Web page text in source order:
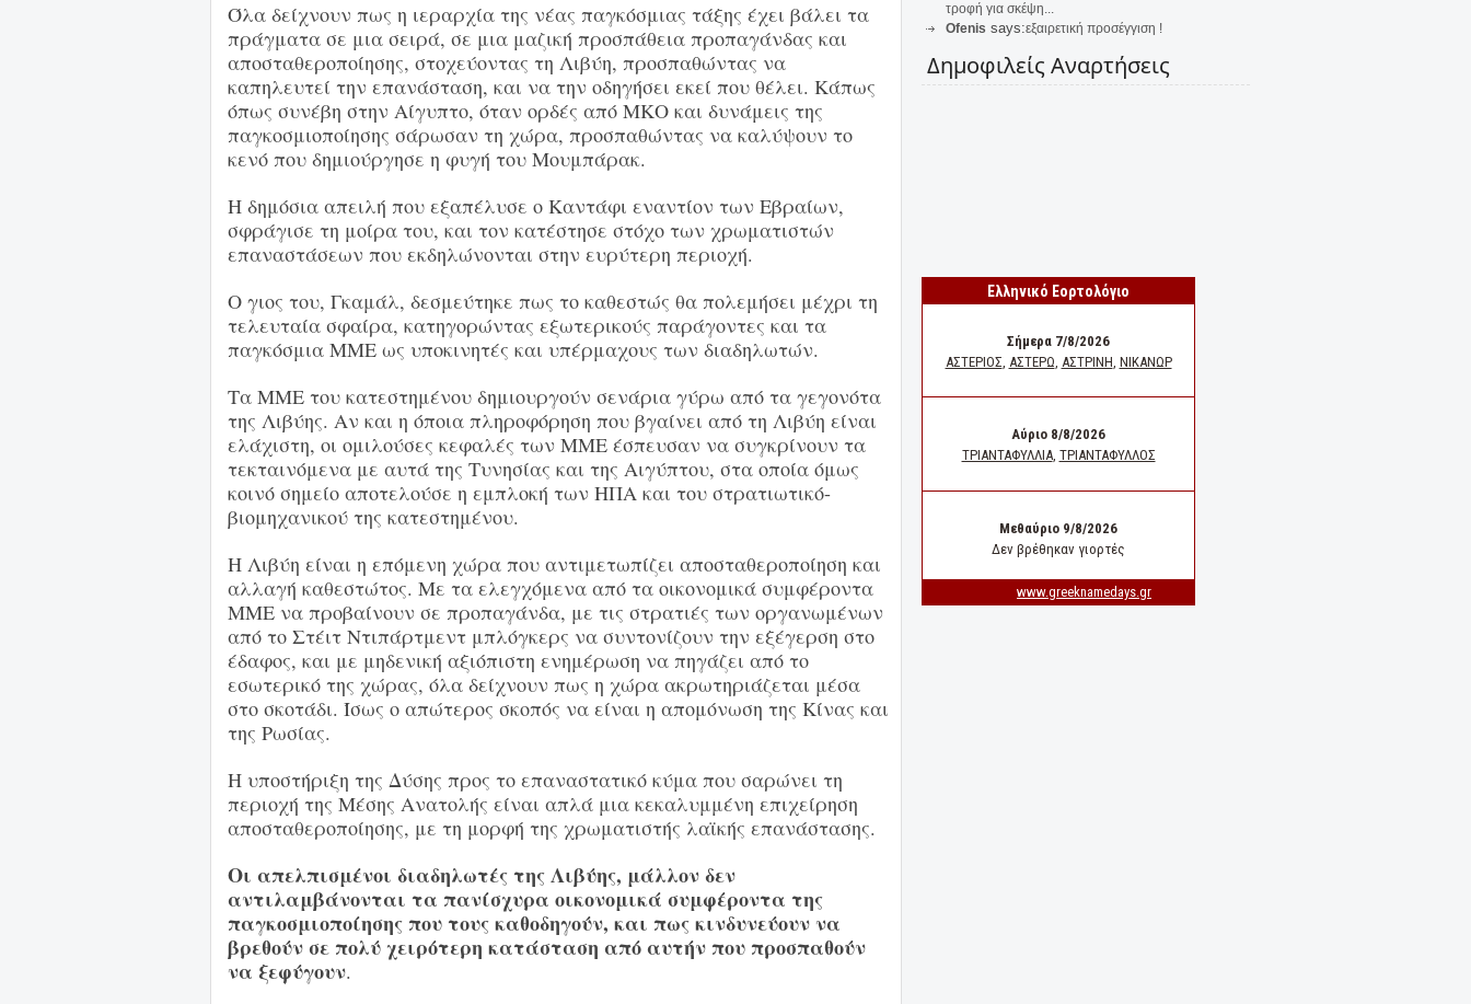
Όλα δείχνουν πως η ιεραρχία της νέας παγκόσμιας τάξης έχει βάλει τα
πράγματα σε μια σειρά, σε μια μαζική προσπάθεια προπαγάνδας και
αποσταθεροποίησης, στοχεύοντας τη Λιβύη, προσπαθώντας να
καπηλευτεί την επανάσταση, και να την οδηγήσει εκεί που θέλει. Κάπως
όπως συνέβη στην Αίγυπτο, όταν ορδές από ΜΚΟ και δυνάμεις της
παγκοσμιοποίησης σάρωσαν τη χώρα, προσπαθώντας να καλύψουν το
κενό που δημιούργησε η φυγή του Μουμπάρακ.
Η δημόσια απειλή που εξαπέλυσε ο Καντάφι εναντίον των Εβραίων,
σφράγισε τη μοίρα του, και τον κατέστησε στόχο των χρωματιστών
επαναστάσεων που εκδηλώνονται στην ευρύτερη περιοχή.
Ο γιος του, Γκαμάλ, δεσμεύτηκε πως το καθεστώς θα πολεμήσει μέχρι τη
τελευταία σφαίρα, κατηγορώντας εξωτερικούς παράγοντες και τα
παγκόσμια ΜΜΕ ως υποκινητές και υπέρμαχους των διαδηλωτών.
Τα ΜΜΕ του κατεστημένου δημιουργούν σενάρια γύρω από τα γεγονότα
της Λιβύης. Αν και η όποια πληροφόρηση που βγαίνει από τη Λιβύη είναι
ελάχιστη, οι ομιλούσες κεφαλές των ΜΜΕ έσπευσαν να συγκρίνουν τα
τεκταινόμενα με αυτά της Τυνησίας και της Αιγύπτου, στα οποία όμως
κοινό σημείο αποτελούσε η εμπλοκή των ΗΠΑ και του στρατιωτικό-
βιομηχανικού της κατεστημένου.
Η Λιβύη είναι η επόμενη χώρα που αντιμετωπίζει αποσταθεροποίηση και
αλλαγή καθεστώτος. Με τα ελεγχόμενα από τα οικονομικά συμφέροντα
ΜΜΕ να προβαίνουν σε προπαγάνδα, με τις στρατιές των οργανωμένων
από το Στέιτ Ντιπάρτμεντ μπλόγκερς να συντονίζουν την εξέγερση στο
έδαφος, και με μηδενική αξιόπιστη ενημέρωση να πηγάζει από το
εσωτερικό της χώρας, όλα δείχνουν πως η χώρα ακρωτηριάζεται μέσα
στο σκοτάδι. Ίσως ο απώτερος σκοπός να είναι η απομόνωση της Κίνας και
της Ρωσίας.
Η υποστήριξη της Δύσης προς το επαναστατικό κύμα που σαρώνει τη
περιοχή της Μέσης Ανατολής είναι απλά μια κεκαλυμμένη επιχείρηση
αποσταθεροποίησης, με τη μορφή της χρωματιστής λαϊκής επανάστασης.
Οι απελπισμένοι διαδηλωτές της Λιβύης, μάλλον δεν
αντιλαμβάνονται τα πανίσχυρα οικονομικά συμφέροντα της
παγκοσμιοποίησης που τους καθοδηγούν, και πως κινδυνεύουν να
βρεθούν σε πολύ χειρότερη κατάσταση από αυτήν που προσπαθούν
να ξεφύγουν.
τροφή για σκέψη...
Ofenis says:εξαιρετική προσέγγιση !
Δημοφιλείς Αναρτήσεις